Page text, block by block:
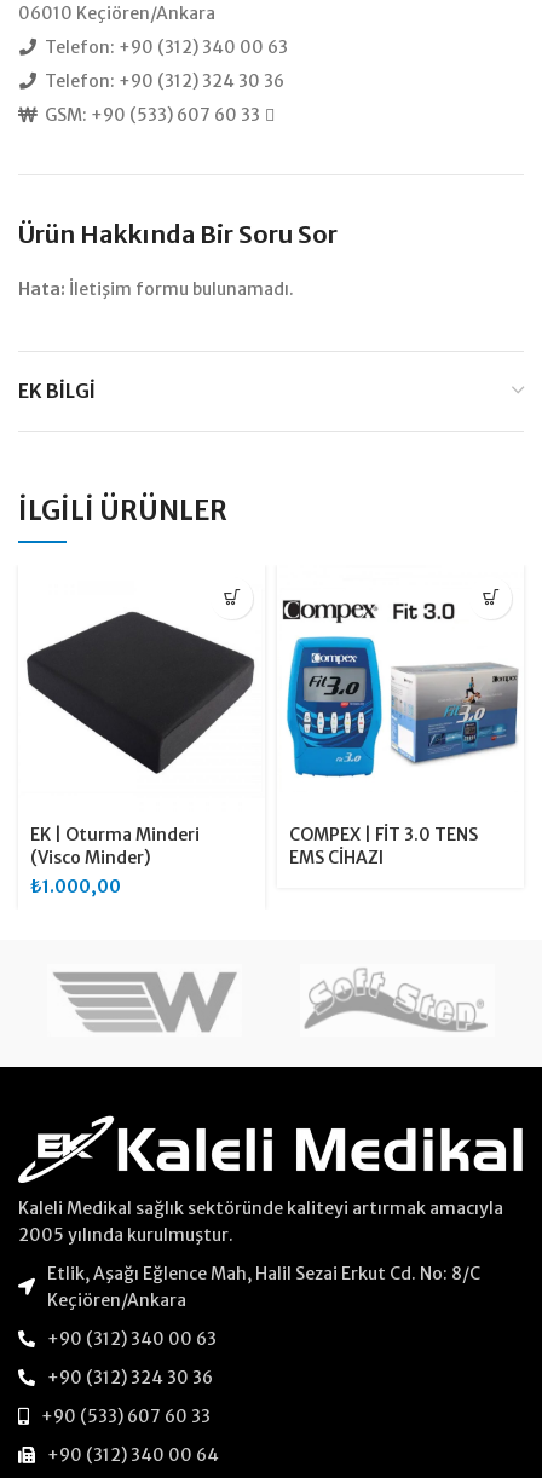
06010 Keçiören/Ankara
Telefon: +90 (312) 340 00 63
Telefon: +90 (312) 324 30 36
GSM: +90 (533) 607 60 33
Ürün Hakkında Bir Soru Sor
Hata: İletişim formu bulunamadı.
EK BILGI
İLGILI ÜRÜNLER
EK | Oturma Minderi
(Visco Minder)
₺1.000,00
COMPEX | FİT 3.0 TENS
EMS CİHAZI
Kaleli Medikal sağlık sektöründe kaliteyi artırmak amacıyla
2005 yılında kurulmuştur.
Etlik, Aşağı Eğlence Mah, Halil Sezai Erkut Cd. No: 8/C
Keçiören/Ankara
+90 (312) 340 00 63
+90 (312) 324 30 36
+90 (533) 607 60 33
+90 (312) 340 00 64